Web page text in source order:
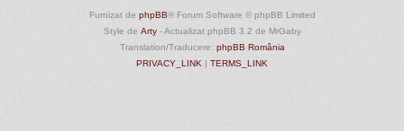
Furnizat de phpBB® Forum Software © phpBB Limited
Style de Arty- Actualizat phpBB 3.2 de MrGaby
Translation/Traducere: phpBB România
PRIVACY_LINK | TERMS_LINK